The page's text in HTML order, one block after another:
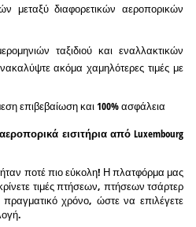
μεταξύ διαφορετικών αεροπορικών
ταξιδιού και εναλλακτικών
ακόμα χαμηλότερες τιμές με
επιβεβαίωση και 100% ασφάλεια
εισιτήρια από Luxembourg
ποτέ πιο εύκολη! Η πλατφόρμα μας
τιμές πτήσεων, πτήσεων τσάρτερ
χρόνο, ώστε να επιλέγετε